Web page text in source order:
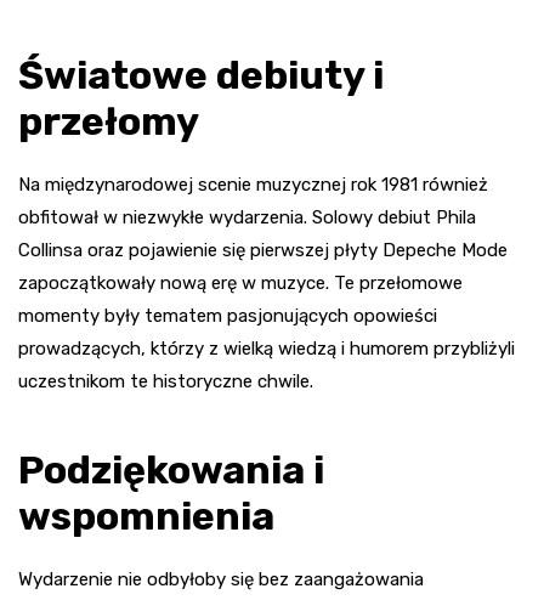
Światowe debiuty i
przełomy
Na międzynarodowej scenie muzycznej rok 1981 również
obfitował w niezwykłe wydarzenia. Solowy debiut Phila
Collinsa oraz pojawienie się pierwszej płyty Depeche Mode
zapoczątkowały nową erę w muzyce. Te przełomowe
momenty były tematem pasjonujących opowieści
prowadzących, którzy z wielką wiedzą i humorem przybliżyli
uczestnikom te historyczne chwile.
Podziękowania i
wspomnienia
Wydarzenie nie odbyłoby się bez zaangażowania